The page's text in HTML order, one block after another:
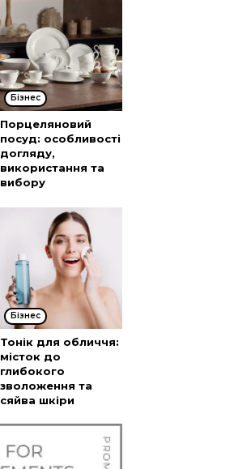
Бізнес
Порцеляновий
посуд: особливості
догляду,
використання та
вибору
Бізнес
Тонік для обличчя:
місток до
глибокого
зволоження та
сяйва шкіри